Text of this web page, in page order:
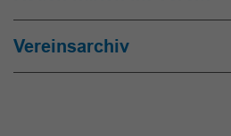
Vereinsarchiv